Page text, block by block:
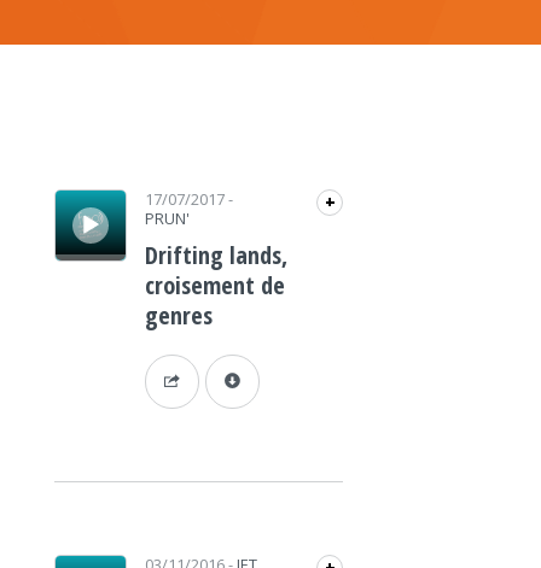
Lecteur audio 17/07/2017-
PRUN'
+
Drifting lands,
croisement de
genres
Lecteur audio